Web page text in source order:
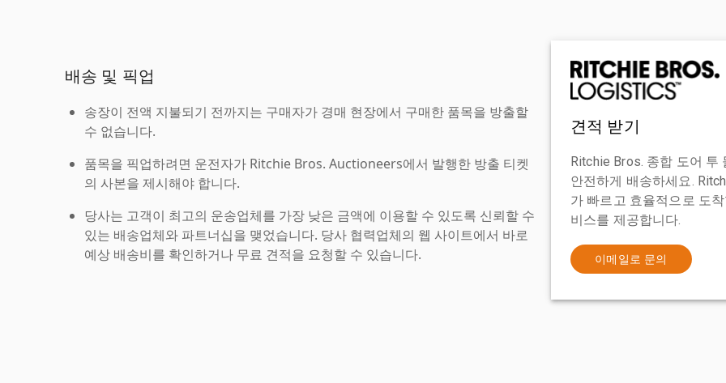
배송 및 픽업
송장이 전액 지불되기 전까지는 구매자가 경매 현장에서 구매한 품목을 방출할
수 없습니다.
품목을 픽업하려면 운전자가 Ritchie Bros. Auctioneers에서 발행한 방출 티켓
의 사본을 제시해야 합니다.
당사는 고객이 최고의 운송업체를 가장 낮은 금액에 이용할 수 있도록 신뢰할 수
있는 배송업체와 파트너십을 맺었습니다. 당사 협력업체의 웹 사이트에서 바로
예상 배송비를 확인하거나 무료 견적을 요청할 수 있습니다.
견적 받기
Ritchie Bros. 종합 도어 투
안전하게 배송하세요.
가 빠르고 효율적으로 도
비스를 제공합니다.
이메일로 문의